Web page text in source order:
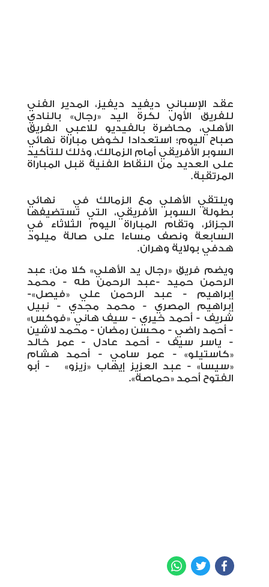
عقد الإسباني ديفيد ديفيز، المدير الفني
للفريق الأول لكرة اليد «رجال» بالنادي
الأهلي، محاضرة بالفيديو للاعبي الفريق
صباح اليوم؛ استعدادا لخوض مباراة نهائي
السوبر الأفريقي أمام الزمالك، وذلك للتأكيد
على العديد من النقاط الفنية قبل المباراة
المرتقبة.
ويلتقي الأهلي مع الزمالك في
نهائي
بطولة السوبر الأفريقي، التي تستضيفها
الجزائر، وتقام المباراة اليوم الثلاثاء في
السابعة ونصف مساءا على صالة ميلود
هدفي بولاية وهران.
ويضم فريق «رجال يد الأهلي» كلا من: عبد
الرحمن حميد -عبد الرحمن طه - محمد
إبراهيم - عبد الرحمن علي «فيصل»-
إبراهيم المصري - محمد مجدي - نبيل
شريف - أحمد خيري - سيف هاني «فوكس»
- أحمد راضي - محسن رمضان - محمد لاشين
- ياسر سيف - أحمد عادل - عمر خالد
«كاستيلو» - عمر سامي - أحمد هشام
«سيسا» - عبد العزيز إيهاب «زيزو»
- أبو
الفتوح أحمد «حماصة».
Facebook
Twitter